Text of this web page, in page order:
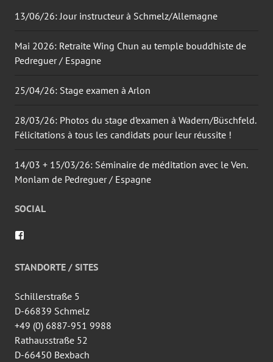
13/06/26: Jour instructeur à Schmelz/Allemagne
Mai 2026: Retraite Wing Chun au temple bouddhiste de
Pedreguer / Espagne
25/04/26: Stage examen à Arlon
28/03/26: Photos du stage d’examen à Wadern/Büschfeld.
Félicitations à tous les candidats pour leur réussite !
14/03 + 15/03/26: Séminaire de méditation avec le Ven.
Monlam de Pedreguer / Espagne
SOCIAL
de
wingtsun.arlon
Facebook
STANDORTE / SITES
Schillerstraße 5
D-66839 Schmelz
+49 (0) 6887-951 9988
Rathausstraße 52
D-66450 Bexbach